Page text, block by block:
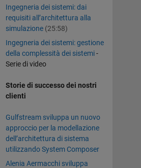
Ingegneria dei sistemi: dai
requisiti all’architettura alla
simulazione (25:58)
Ingegneria dei sistemi: gestione
della complessità dei sistemi-
Serie di video
Storie di successo dei nostri
clienti
Gulfstream sviluppa un nuovo
approccio per la modellazione
dell’architettura di sistema
utilizzando System Composer
Alenia Aermacchi sviluppa